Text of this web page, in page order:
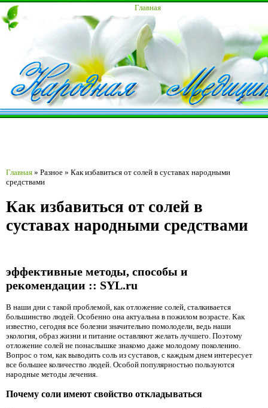
Главная
Главная » Разное » Как избавиться от солей в суставах народными
средствами
Как избавиться от солей в
суставах народными средствами
эффективные методы, способы и
рекомендации :: SYL.ru
В наши дни с такой проблемой, как отложение солей, сталкивается
большинство людей. Особенно она актуальна в пожилом возрасте. Как
известно, сегодня все болезни значительно помолодели, ведь наши
экология, образ жизни и питание оставляют желать лучшего. Поэтому
отложение солей не понаслышке знакомо даже молодому поколению.
Вопрос о том, как выводить соль из суставов, с каждым днем интересует
все большее количество людей. Особой популярностью пользуются
народные методы лечения.
Почему соли имеют свойство откладываться